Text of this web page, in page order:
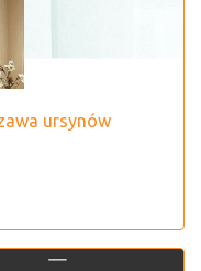
ursynów